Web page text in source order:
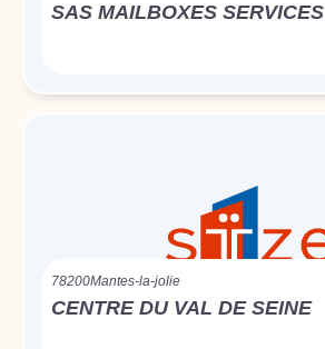
SAS MAILBOXES SERVICES
78200Mantes-la-jolie
CENTRE DU VAL DE SEINE